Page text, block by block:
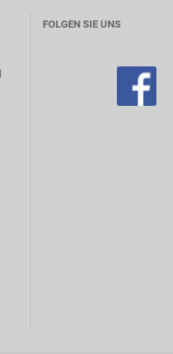
FOLGEN SIE UNS